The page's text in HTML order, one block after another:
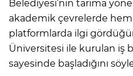
Belediyesi’nin tarıma
akademik çevrelerde hem
platformlarda ilgi
Üniversitesi ile kurulan iş
sayesinde başladığını